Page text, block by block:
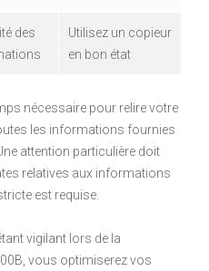
des
Utilisez un copieur
en bon état
nécessaire pour relire votre
les informations fournies
attention particulière doit
relatives aux informations
est requise.
vigilant lors de la
vous optimiserez vos